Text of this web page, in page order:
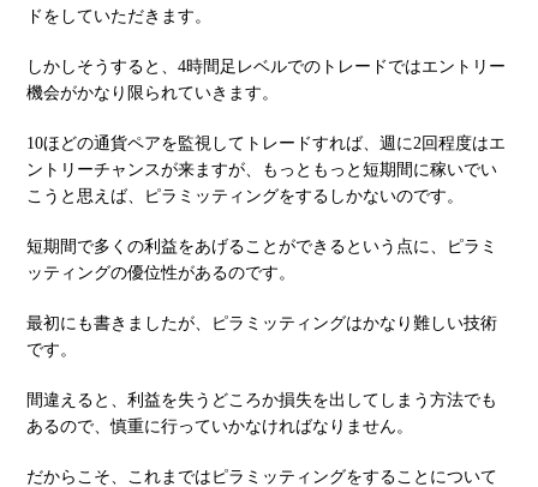
ドをしていただきます。
しかしそうすると、4時間足レベルでのトレードではエントリー
機会がかなり限られていきます。
10ほどの通貨ペアを監視してトレードすれば、週に2回程度はエ
ントリーチャンスが来ますが、もっともっと短期間に稼いでい
こうと思えば、ピラミッティングをするしかないのです。
短期間で多くの利益をあげることができるという点に、ピラミ
ッティングの優位性があるのです。
最初にも書きましたが、ピラミッティングはかなり難しい技術
です。
間違えると、利益を失うどころか損失を出してしまう方法でも
あるので、慎重に行っていかなければなりません。
だからこそ、これまではピラミッティングをすることについて